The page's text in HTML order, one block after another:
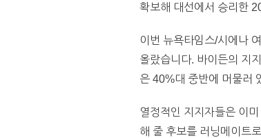
확보해 대선에서 승리한
이번 뉴욕타임스/시에나
올랐습니다. 바이든의 지
은 40%대 중반에 머물러
열정적인 지지자들은 이
해 줄 후보를 러닝메이트